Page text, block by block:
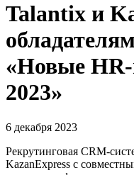
Talantix и
«Новые
2023»
6 декабря 2023
Рекрутинговая CRM-
KazanExpress с